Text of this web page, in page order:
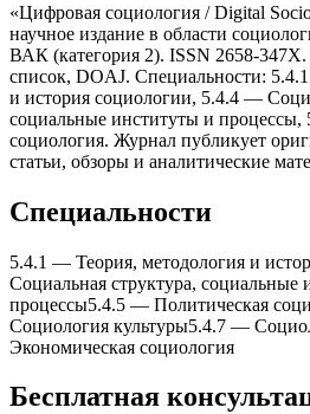
«Цифровая социология / Digital
научное издание в области
ВАК (категория 2). ISSN 2658-
список, DOAJ. Специальности:
и история социологии, 5.4.4 —
социальные институты и
социология. Журнал публикует
статьи, обзоры и аналитические
Специальности
5.4.1 — Теория, методология и
Социальная структура, социальные
процессы5.4.5 — Политическая
Социология культуры5.4.7 —
Экономическая социология
Бесплатная